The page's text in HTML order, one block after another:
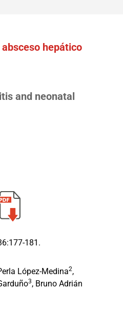
hepático
and neonatal
181.
López-Medina2,
3, Bruno Adrián